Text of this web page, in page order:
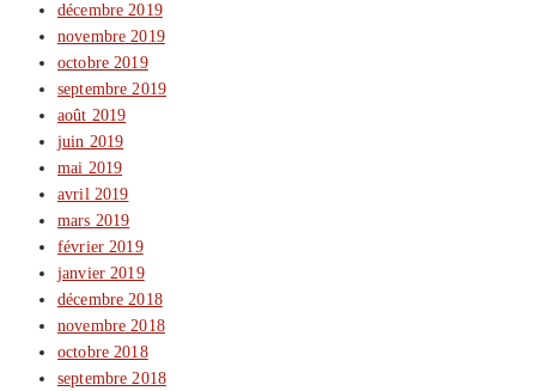
décembre 2019
novembre 2019
octobre 2019
septembre 2019
août 2019
juin 2019
mai 2019
avril 2019
mars 2019
février 2019
janvier 2019
décembre 2018
novembre 2018
octobre 2018
septembre 2018